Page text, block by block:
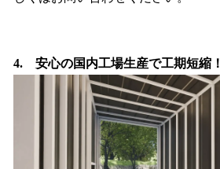
4. 安心の国内工場生産で工期短縮！